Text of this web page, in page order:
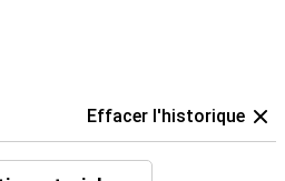
Effacer l'historique